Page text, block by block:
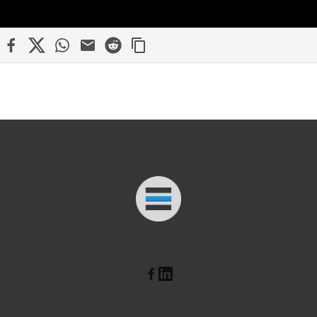
Facebook
X WhatsApp
Mail Reddit
Connected Minds
Linkedin